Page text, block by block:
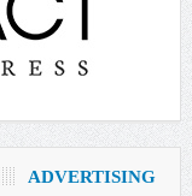
ADVERTISING